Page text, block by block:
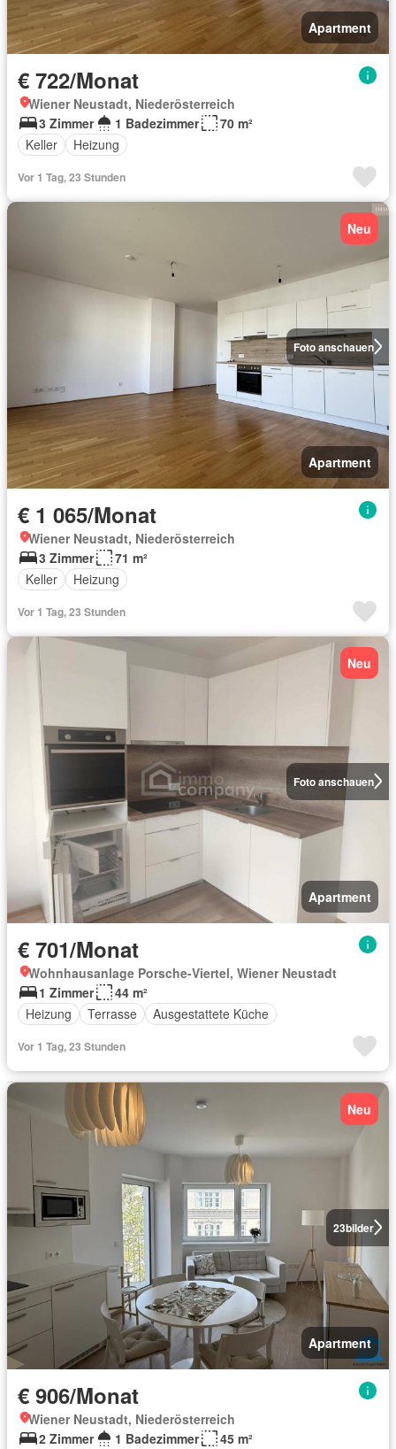
Apartment
€ 722/Monat
Wiener Neustadt, Niederösterreich
3 Zimmer
1 Badezimmer
70 m²
Keller
Heizung
Vor 1 Tag, 23 Stunden
Foto anschauen
Neu
Apartment
€ 1 065/Monat
Wiener Neustadt, Niederösterreich
3 Zimmer
71 m²
Keller
Heizung
Vor 1 Tag, 23 Stunden
Foto anschauen
Neu
Apartment
€ 701/Monat
Wohnhausanlage Porsche-Viertel, Wiener Neustadt
1 Zimmer
44 m²
Heizung
Terrasse Ausgestattete Küche
Vor 1 Tag, 23 Stunden
23bilder
Neu
Apartment
€ 906/Monat
Wiener Neustadt, Niederösterreich
2 Zimmer
1 Badezimmer 45 m²